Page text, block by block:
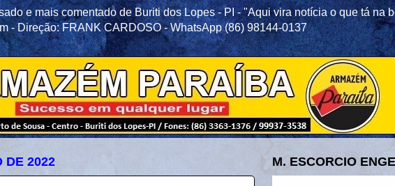
e mais comentado de Buriti dos Lopes - PI - "Aqui vira notícia o que tá na
- Direção: FRANK CARDOSO - WhatsApp (86) 98144-0137
DE 2022 M. ESCORCIO